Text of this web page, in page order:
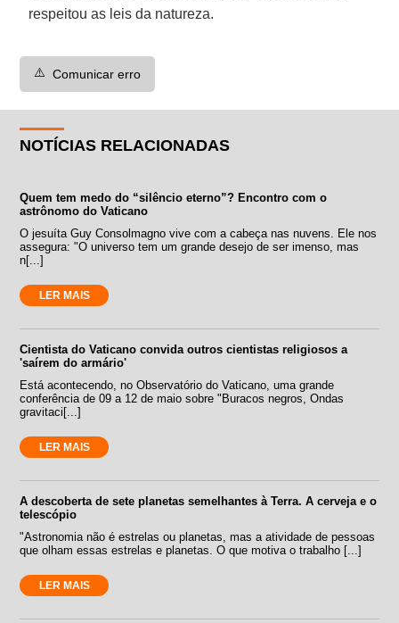
respeitou as leis da natureza.
⚠️ Comunicar erro
NOTÍCIAS RELACIONADAS
Quem tem medo do “silêncio eterno”? Encontro com o
astrônomo do Vaticano
O jesuíta Guy Consolmagno vive com a cabeça nas nuvens. Ele nos
assegura: "O universo tem um grande desejo de ser imenso, mas
n[...]
LER MAIS
Cientista do Vaticano convida outros cientistas religiosos a
'saírem do armário'
Está acontecendo, no Observatório do Vaticano, uma grande
conferência de 09 a 12 de maio sobre "Buracos negros, Ondas
gravitaci[...]
LER MAIS
A descoberta de sete planetas semelhantes à Terra. A cerveja e o
telescópio
"Astronomia não é estrelas ou planetas, mas a atividade de pessoas
que olham essas estrelas e planetas. O que motiva o trabalho [...]
LER MAIS